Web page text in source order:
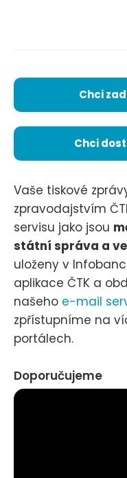
Chci
Chci
Vaše tiskové
zpravodajstvím
servisu jako jsou
státní správa a
uloženy v
aplikace ČTK a
našeho e-mail
zpřístupníme na
portálech.
Doporučujeme